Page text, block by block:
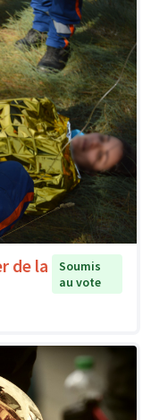
de la
Soumis
au vote